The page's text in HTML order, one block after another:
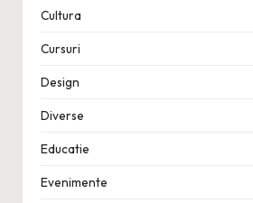
Cultura
Cursuri
Design
Diverse
Educatie
Evenimente